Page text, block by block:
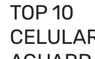
TOP 10